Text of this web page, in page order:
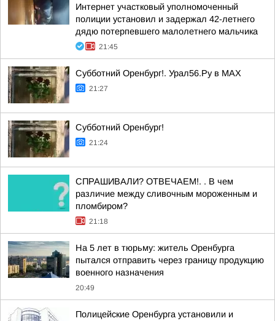
Интернет участковый уполномоченный
полиции установил и задержал 42-летнего
дядю потерпевшего малолетнего мальчика
21:45
Субботний Оренбург!. Урал56.Ру в МАХ
21:27
Субботний Оренбург!
21:24
СПРАШИВАЛИ? ОТВЕЧАЕМ!. . В чем
различие между сливочным мороженным и
пломбиром?
21:18
На 5 лет в тюрьму: житель Оренбурга
пытался отправить через границу продукцию
военного назначения
20:49
Полицейские Оренбурга установили и